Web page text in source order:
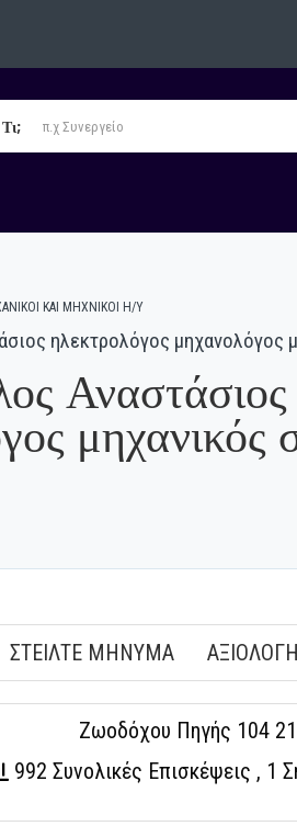
Τι;
ΚΑΙ ΜΗΧΝΙΚΟΙ H/Y
ηλεκτρολόγος μηχανολόγος
μηχανικός
ΣΤΕΙΛΤΕ ΜΗΝΥΜΑ
Ζωοδόχου Πηγής 104
992 Συνολικές Επισκέψεις , 1